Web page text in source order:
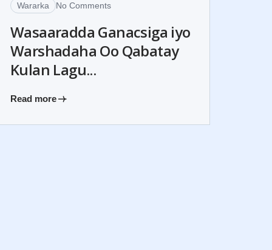
Wararka No Comments
Wasaaradda Ganacsiga iyo
Warshadaha Oo Qabatay
Kulan Lagu...
Read more